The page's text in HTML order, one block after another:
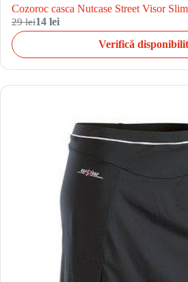
Cozoroc casca Nutcase Street Visor
29 lei14 lei
Verifică